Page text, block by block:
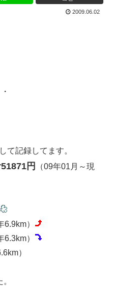
2009.06.02
て記録してます。
円
（09年01月～現
）
）
）